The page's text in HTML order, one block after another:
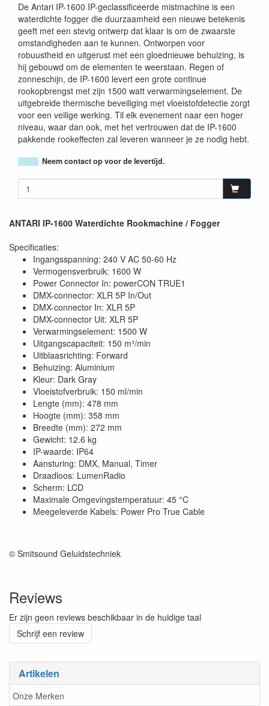
Artikelen
Onze Merken
De Antari IP-1600 IP-geclassificeerde mistmachine is een
waterdichte fogger die duurzaamheid een nieuwe betekenis
geeft met een stevig ontwerp dat klaar is om de zwaarste
omstandigheden aan te kunnen. Ontworpen voor
robuustheid en uitgerust met een gloednieuwe behuizing, is
hij gebouwd om de elementen te weerstaan. Regen of
zonneschijn, de IP-1600 levert een grote continue
rookopbrengst met zijn 1500 watt verwarmingselement. De
uitgebreide thermische beveiliging met vloeistofdetectie zorgt
voor een veilige werking. Til elk evenement naar een hoger
niveau, waar dan ook, met het vertrouwen dat de IP-1600
pakkende rookeffecten zal leveren wanneer je ze nodig hebt.
Neem contact op voor de levertijd.
ANTARI IP-1600 Waterdichte Rookmachine / Fogger
Specificaties:
Ingangsspanning: 240 V AC 50-60 Hz
Vermogensverbruik: 1600 W
Power Connector In: powerCON TRUE1
DMX-connector: XLR 5P In/Out
DMX-connector In: XLR 5P
DMX-connector Uit: XLR 5P
Verwarmingselement: 1500 W
Uitgangscapaciteit: 150 m³/min
Uitblaasrichting: Forward
Behuizing: Aluminium
Kleur: Dark Gray
Vloeistofverbruik: 150 ml/min
Lengte (mm): 478 mm
Hoogte (mm): 358 mm
Breedte (mm): 272 mm
Gewicht: 12.6 kg
IP-waarde: IP64
Aansturing: DMX, Manual, Timer
Draadloos: LumenRadio
Scherm: LCD
Maximale Omgevingstemperatuur: 45 °C
Meegeleverde Kabels: Power Pro True Cable
© Smitsound Geluidstechniek
Reviews
Er zijn geen reviews beschikbaar in de huidige taal
Schrijf een review